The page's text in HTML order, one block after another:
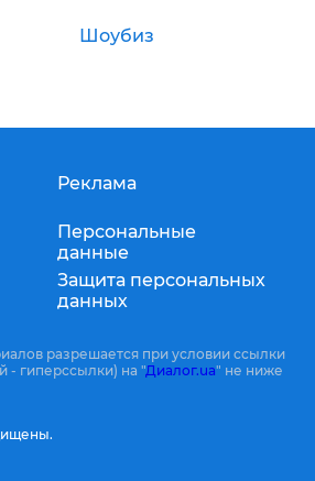
Шоубиз
Реклама
Персональные
данные
Защита персональных
данных
разрешается при условии ссылки
- гиперссылки) на "Диалог.ua" не ниже